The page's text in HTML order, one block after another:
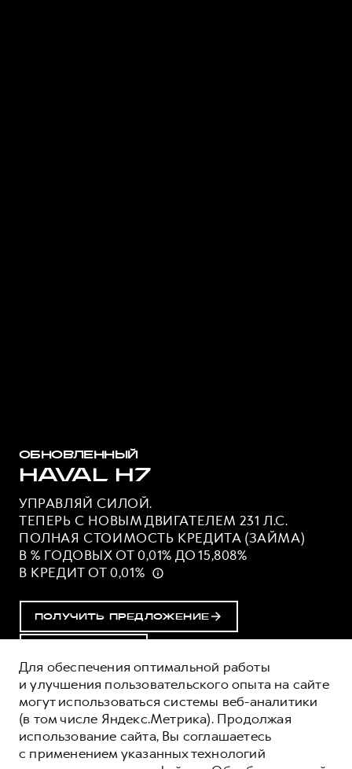
ОБНОВЛЕННЫЙ
HAVAL H7
УПРАВЛЯЙ СИЛОЙ.
ТЕПЕРЬ С НОВЫМ ДВИГАТЕЛЕМ 231 Л.С.
ПОЛНАЯ СТОИМОСТЬ КРЕДИТА (ЗАЙМА)
В % ГОДОВЫХ ОТ 0,01% ДО 15,808%
В КРЕДИТ ОТ 0,01%
ПОЛУЧИТЬ ПРЕДЛОЖЕНИЕ
ОЦЕНИВАЙТЕ СВОИ ФИНАНСОВЫЕ
ВОЗМОЖНОСТИ И РИСКИ
ИЗУЧИТЕ ВСЕ УСЛОВИЯ КРЕДИТА (ЗАЙМА) НА
САЙТЕ:
Для обеспечения оптимальной работы
и улучшения пользовательского опыта на сайте
могут использоваться системы веб-аналитики
(в том числе Яндекс.Метрика). Продолжая
использование сайта, Вы соглашаетесь
с применением указанных технологий